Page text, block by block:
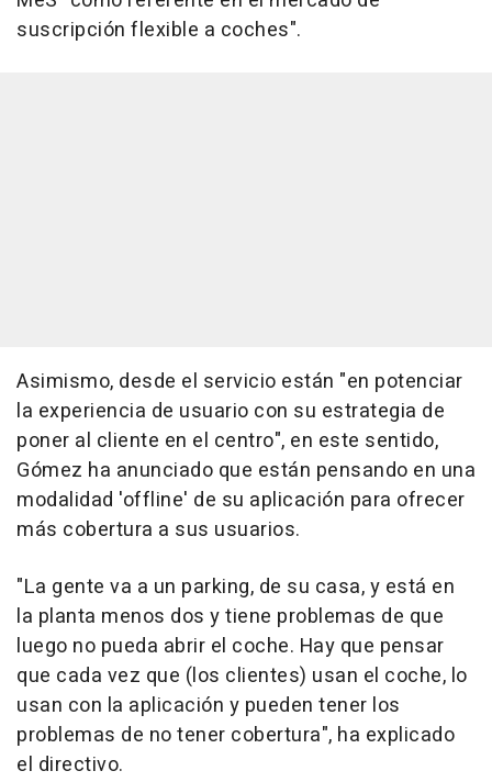
suscripción flexible a coches".
Asimismo, desde el servicio están "en potenciar
la experiencia de usuario con su estrategia de
poner al cliente en el centro", en este sentido,
Gómez ha anunciado que están pensando en una
modalidad 'offline' de su aplicación para ofrecer
más cobertura a sus usuarios.
"La gente va a un parking, de su casa, y está en
la planta menos dos y tiene problemas de que
luego no pueda abrir el coche. Hay que pensar
que cada vez que (los clientes) usan el coche, lo
usan con la aplicación y pueden tener los
problemas de no tener cobertura", ha explicado
el directivo.